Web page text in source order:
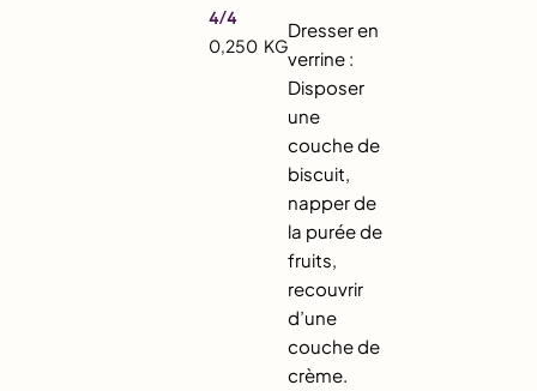
4/4
0,250 KG
Dresser en
verrine :
Disposer
une
couche de
biscuit,
napper de
la purée de
fruits,
recouvrir
d’une
couche de
crème.